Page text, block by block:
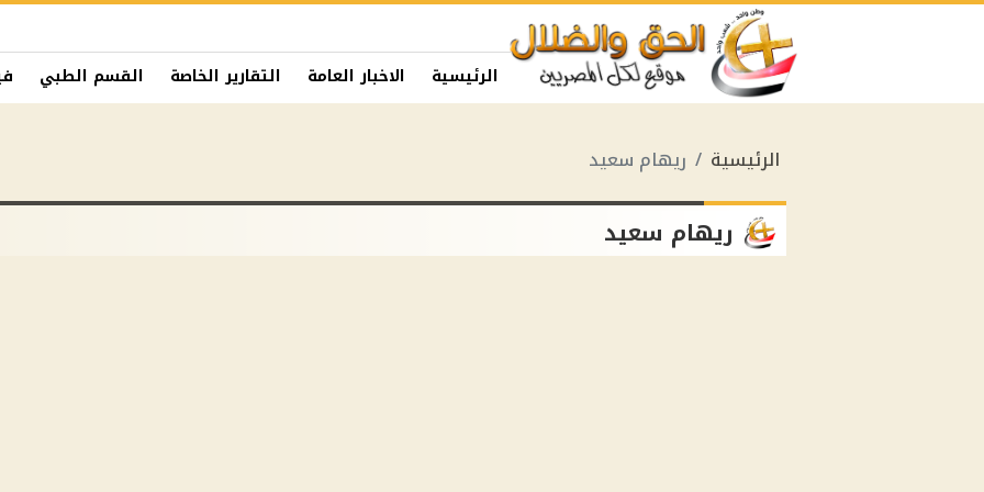
الرئيسية الاخبار العامة التقارير الخاصة القسم الطبي
الرئيسية ريهام سعيد
ريهام سعيد